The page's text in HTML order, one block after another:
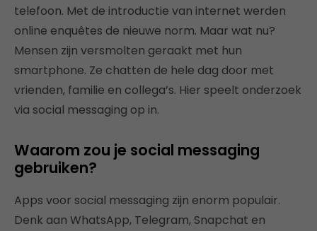
telefoon. Met de introductie van internet werden
online enquêtes de nieuwe norm. Maar wat nu?
Mensen zijn versmolten geraakt met hun
smartphone. Ze chatten de hele dag door met
vrienden, familie en collega’s. Hier speelt onderzoek
via social messaging op in.
Waarom zou je social messaging
gebruiken?
Apps voor social messaging zijn enorm populair.
Denk aan WhatsApp, Telegram, Snapchat en